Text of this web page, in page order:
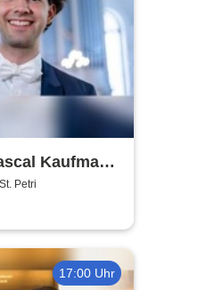
Kaufmann
Petri
17:00 Uhr